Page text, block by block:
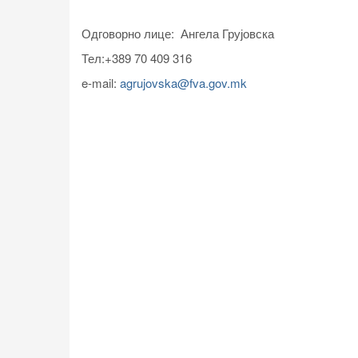
Одговорно лице: Ангела Грујовска
Тел:+389 70 409 316
e-mail: agrujovska@fva.gov.mk